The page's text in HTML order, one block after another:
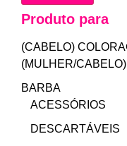
Produto para
(CABELO)
(MULHER/CABELO)
BARBA
ACESSÓRIOS
DESCARTÁVEIS